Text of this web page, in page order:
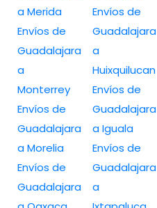
a Merida
Envíos de
Guadalajara
a
Monterrey
Envíos de
Guadalajara
a Morelia
Envíos de
Guadalajara
Envíos de
Guadalajara
a
Huixquilucan
Envíos de
Guadalajara
a Iguala
Envíos de
Guadalajara
a